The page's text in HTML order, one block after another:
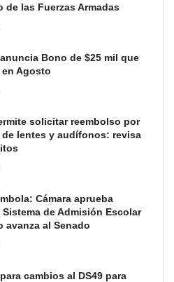
de las Fuerzas Armadas
Bono de $25 mil que
Agosto
solicitar reembolso por
de lentes y audífonos: revisa
Cámara aprueba
Sistema de Admisión Escolar
avanza al Senado
cambios al DS49 para